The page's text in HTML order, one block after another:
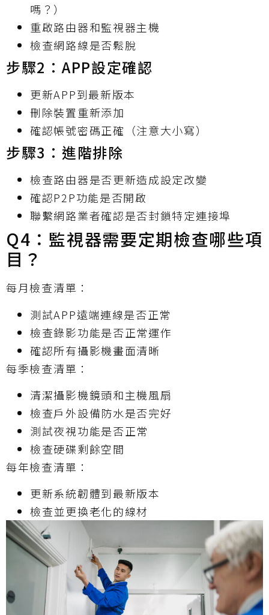
嗎？）
重啟路由器和監視器主機
檢查網路線是否鬆脫
步驟2：APP設定確認
更新APP到最新版本
刪除裝置重新添加
確認帳號密碼正確（注意大小寫）
步驟3：進階排除
檢查路由器是否更新造成設定改變
確認P2P功能是否開啟
聯繫網路業者確認是否封鎖特定連接埠
Q4：監視器需要定期檢查哪些項
目？
每月檢查清單：
測試APP遠端連線是否正常
檢查錄影功能是否正常運作
確認所有攝影機畫面清晰
每季檢查清單：
清潔攝影機鏡頭和主機風扇
檢查戶外設備防水是否完好
測試夜視功能是否正常
檢查硬碟剩餘空間
每年檢查清單：
更新系統韌體到最新版本
檢查並更換老化的線材